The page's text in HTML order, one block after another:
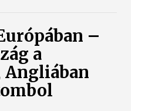
–
a